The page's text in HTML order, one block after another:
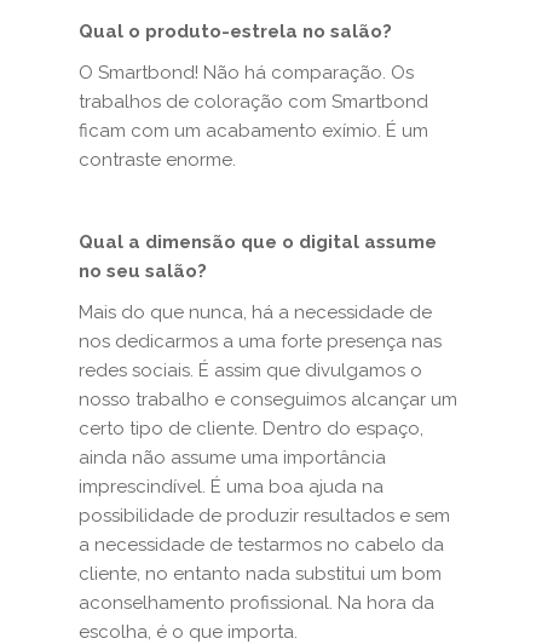
Qual o produto-estrela no salão?
O Smartbond! Não há comparação. Os
trabalhos de coloração com Smartbond
ficam com um acabamento exímio. É um
contraste enorme.
Qual a dimensão que o digital assume
no seu salão?
Mais do que nunca, há a necessidade de
nos dedicarmos a uma forte presença nas
redes sociais. É assim que divulgamos o
nosso trabalho e conseguimos alcançar um
certo tipo de cliente. Dentro do espaço,
ainda não assume uma importância
imprescindível. É uma boa ajuda na
possibilidade de produzir resultados e sem
a necessidade de testarmos no cabelo da
cliente, no entanto nada substitui um bom
aconselhamento profissional. Na hora da
escolha, é o que importa.